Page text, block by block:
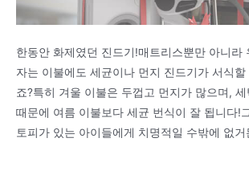
한동안 화제였던 진드기!매트리스뿐만 아니라
자는 이불에도 세균이나 먼지 진드기가 서식
죠?특히 겨울 이불은 두껍고 먼지가 많으며,
때문에 여름 이불보다 세균 번식이 잘 됩니다!
토피가 있는 아이들에게 치명적일 수밖에 없거